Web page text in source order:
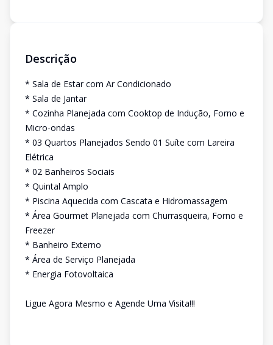
Descrição
* Sala de Estar com Ar Condicionado
* Sala de Jantar
* Cozinha Planejada com Cooktop de Indução, Forno e
Micro-ondas
* 03 Quartos Planejados Sendo 01 Suíte com Lareira
Elétrica
* 02 Banheiros Sociais
* Quintal Amplo
* Piscina Aquecida com Cascata e Hidromassagem
* Área Gourmet Planejada com Churrasqueira, Forno e
Freezer
* Banheiro Externo
* Área de Serviço Planejada
* Energia Fotovoltaica
Ligue Agora Mesmo e Agende Uma Visita!!!